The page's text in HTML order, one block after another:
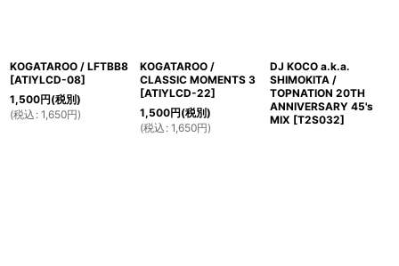
KOGATAROO / LFTBB8
[ATIYLCD-08]
1,500円(税別)
(税込 : 1,650円)
KOGATAROO /
CLASSIC MOMENTS 3
[ATIYLCD-22]
1,500円(税別)
(税込 : 1,650円)
DJ KOCO a.k.a.
SHIMOKITA /
TOPNATION 20TH
ANNIVERSARY 45's
MIX [T2S032]